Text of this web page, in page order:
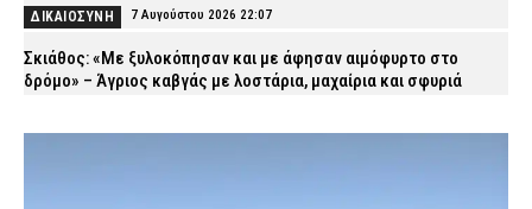
ΔΙΚΑΙΟΣΥΝΗ 7 Αυγούστου 2026 22:07
Σκιάθος: «Με ξυλοκόπησαν και με άφησαν αιμόφυρτο στο
δρόμο» – Άγριος καβγάς με λοστάρια, μαχαίρια και σφυριά